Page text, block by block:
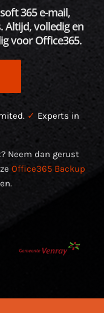
365 e-mail,
Altijd, volledig en
voor Office365.
✓ Experts in
Neem dan gerust
Office365 Backup